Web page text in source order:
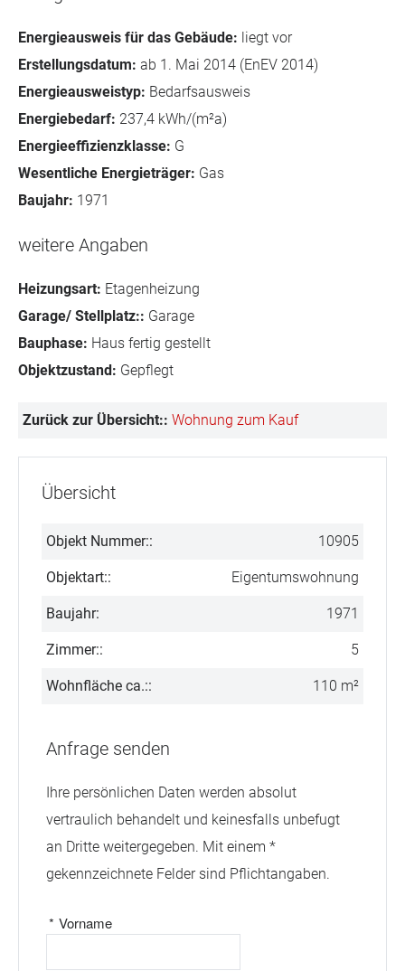
Energieausweis für das Gebäude: liegt vor
Erstellungsdatum: ab 1. Mai 2014 (EnEV 2014)
Energieausweistyp: Bedarfsausweis
Energiebedarf: 237,4 kWh/(m²a)
Energieeffizienzklasse: G
Wesentliche Energieträger: Gas
Baujahr: 1971
weitere Angaben
Heizungsart: Etagenheizung
Garage/ Stellplatz:: Garage
Bauphase: Haus fertig gestellt
Objektzustand: Gepflegt
Zurück zur Übersicht:: Wohnung zum Kauf
Übersicht
Objekt Nummer:: 10905
Objektart:: Eigentumswohnung
Baujahr: 1971
Zimmer:: 5
Wohnfläche ca.:: 110 m²
Anfrage senden
Ihre persönlichen Daten werden absolut
vertraulich behandelt und keinesfalls unbefugt
an Dritte weitergegeben. Mit einem *
gekennzeichnete Felder sind Pflichtangaben.
Vorname
*